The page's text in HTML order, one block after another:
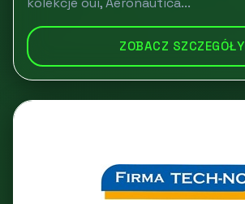
ZOBACZ SZCZEGÓŁY